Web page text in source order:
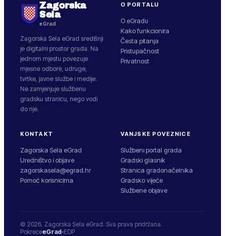
Zagorska
Sela
eGrad
Zagorska Sela eGrad središnji
je digitalni prostor grada. Na
jednom mjestu povezuje
mjesne odbore, udruge,
tvrtke, javne službe i medije.
Ne zamjenjuje službenu
gradsku stranicu, nego vodi
do nje.
O PORTALU
O eGradu
Kako funkcionira
Česta pitanja
Pristupačnost
Privatnost
KONTAKT
Zagorska Sela eGrad
Uredništvo i objave
zagorskasela@egrad.hr
Pomoć korisnicima
VANJSKE POVEZNICE
Službeni portal grada
Gradski glasnik
Stranica gradonačelnika
Gradsko vijeće
Službene objave
© 2026. Zagorska Sela eGrad. Sva prava pridržana.
PokrećeeGrad EDP